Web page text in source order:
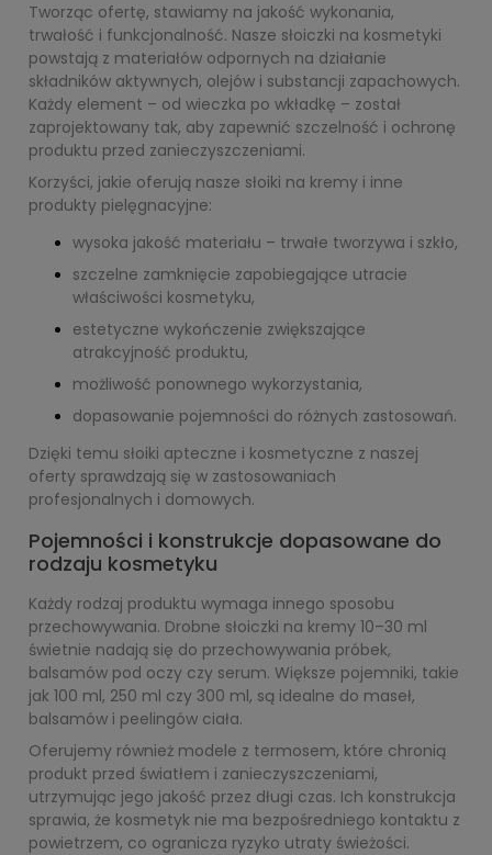
Tworząc ofertę, stawiamy na jakość wykonania,
trwałość i funkcjonalność. Nasze słoiczki na kosmetyki
powstają z materiałów odpornych na działanie
składników aktywnych, olejów i substancji zapachowych.
Każdy element – od wieczka po wkładkę – został
zaprojektowany tak, aby zapewnić szczelność i ochronę
produktu przed zanieczyszczeniami.
Korzyści, jakie oferują nasze słoiki na kremy i inne
produkty pielęgnacyjne:
wysoka jakość materiału – trwałe tworzywa i szkło,
szczelne zamknięcie zapobiegające utracie
właściwości kosmetyku,
estetyczne wykończenie zwiększające
atrakcyjność produktu,
możliwość ponownego wykorzystania,
dopasowanie pojemności do różnych zastosowań.
Dzięki temu słoiki apteczne i kosmetyczne z naszej
oferty sprawdzają się w zastosowaniach
profesjonalnych i domowych.
Pojemności i konstrukcje dopasowane do
rodzaju kosmetyku
Każdy rodzaj produktu wymaga innego sposobu
przechowywania. Drobne słoiczki na kremy 10–30 ml
świetnie nadają się do przechowywania próbek,
balsamów pod oczy czy serum. Większe pojemniki, takie
jak 100 ml, 250 ml czy 300 ml, są idealne do maseł,
balsamów i peelingów ciała.
Oferujemy również modele z termosem, które chronią
produkt przed światłem i zanieczyszczeniami,
utrzymując jego jakość przez długi czas. Ich konstrukcja
sprawia, że kosmetyk nie ma bezpośredniego kontaktu z
powietrzem, co ogranicza ryzyko utraty świeżości.